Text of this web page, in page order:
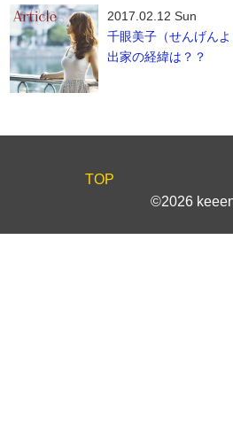
2017.02.12 Sun
千眼美子（せんげん
出家の経緯は？？
TOP
©2026